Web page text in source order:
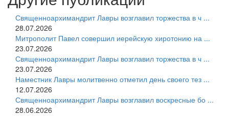
Священноархимандрит Лавры возглавил торжества в ч ...
28.07.2026
Митрополит Павел совершил иерейскую хиротонию на ...
23.07.2026
Священноархимандрит Лавры возглавил торжества в ч ...
23.07.2026
Наместник Лавры молитвенно отметил день своего тез ...
12.07.2026
Священноархимандрит Лавры возглавил воскресные бо ...
28.06.2026